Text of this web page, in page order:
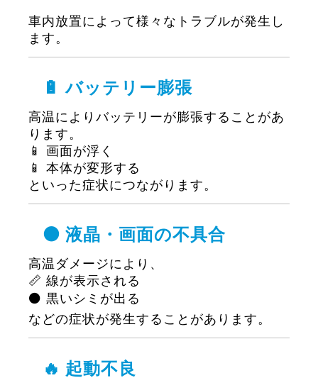
車内放置によって様々なトラブルが発生し
ます。
🔋 バッテリー膨張
高温によりバッテリーが膨張することがあ
ります。
📱 画面が浮く
📱 本体が変形する
といった症状につながります。
⚫ 液晶・画面の不具合
高温ダメージにより、
📏 線が表示される
⚫ 黒いシミが出る
などの症状が発生することがあります。
🔥 起動不良